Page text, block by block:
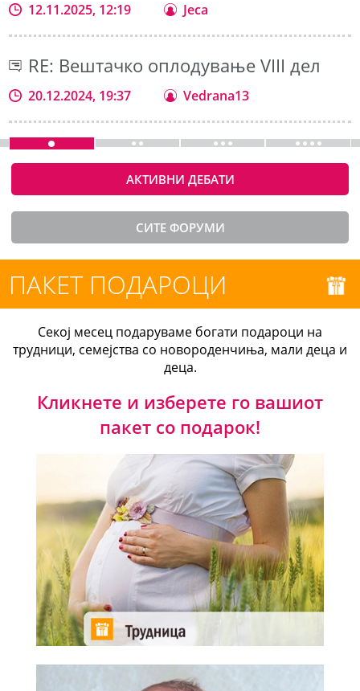
12.11.2025, 12:19 Jeca
RE: Вештачко оплодување VIII дел
20.12.2024, 19:37 Vedrana13
АКТИВНИ ДЕБАТИ
СИТЕ ФОРУМИ
ПАКЕТ ПОДАРОЦИ
Секој месец подаруваме богати подароци на
трудници, семејства со новороденчиња, мали деца и
деца.
Кликнете и изберете го вашиот
пакет со подарок!